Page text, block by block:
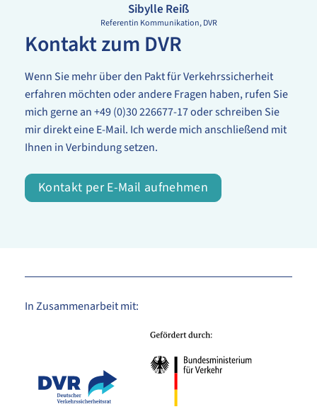
Sibylle Reiß
Referentin Kommunikation DVR
Kontakt zum DVR
Wenn Sie mehr über den Pakt für Verkehrssicherheit
erfahren möchten oder andere Fragen haben, rufen Sie
mich gerne an +49 (0)30 226677-17 oder schreiben Sie
mir direkt eine E-Mail. Ich werde mich anschließend mit
Ihnen in Verbindung setzen.
Kontakt per E-Mail aufnehmen
In Zusammenarbeit mit: